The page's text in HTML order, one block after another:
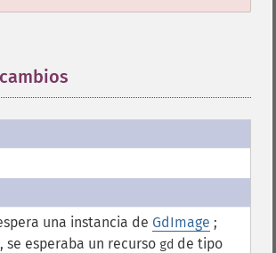
una instancia de GdImage ;
esperaba un recurso gd de tipo